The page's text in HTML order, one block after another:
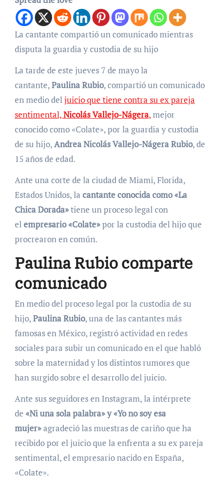
La cantante compartió un comunicado mientras
disputa la guardia y custodia de su hijo
La tarde de este jueves 7 de mayo la
cantante,Paulina Rubio, compartió un comunicado
en medio del juicio que tiene contra su ex pareja
sentimental,Nicolás Vallejo-Nágera,mejor
conocido como «Colate», por la guardia y custodia
de su hijo,Andrea Nicolás Vallejo-Nágera Rubio, de
15 años de edad.
Ante una corte de la ciudad de Miami, Florida,
Estados Unidos, la cantante conocida como «La
Chica Dorada»tiene un proceso legal con
el empresario «Colate»por la custodia del hijo que
procrearon en común.
Paulina Rubio comparte
comunicado
En medio del proceso legal por la custodia de su
hijo,Paulina Rubio, una de las cantantes más
famosas en México, registró actividad en redes
sociales para subir un comunicado en el que habló
sobre la maternidad y los distintos rumores que
han surgido sobre el desarrollo del juicio.
Ante sus seguidores en Instagram, la intérprete
de «Ni una sola palabra» y «Yo no soy esa
mujer»agradeció las muestras de cariño que ha
recibido por el juicio que la enfrenta a su ex pareja
sentimental, el empresario nacido en España,
«Colate».